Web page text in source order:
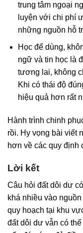
trung tâm ngoại
luyện với chi phí
những nguồn hỗ
Học để dùng,
ngữ và tin học là
tương lai, không
Khi có thái độ
hiệu quả hơn rất
Hành trình chinh
rồi. Hy vọng bài viết
hơn về các quy định
Lời kết
Câu hỏi đất dôi dư
khá nhiều vào
quy hoạch tại khu
đất dôi dư vẫn có